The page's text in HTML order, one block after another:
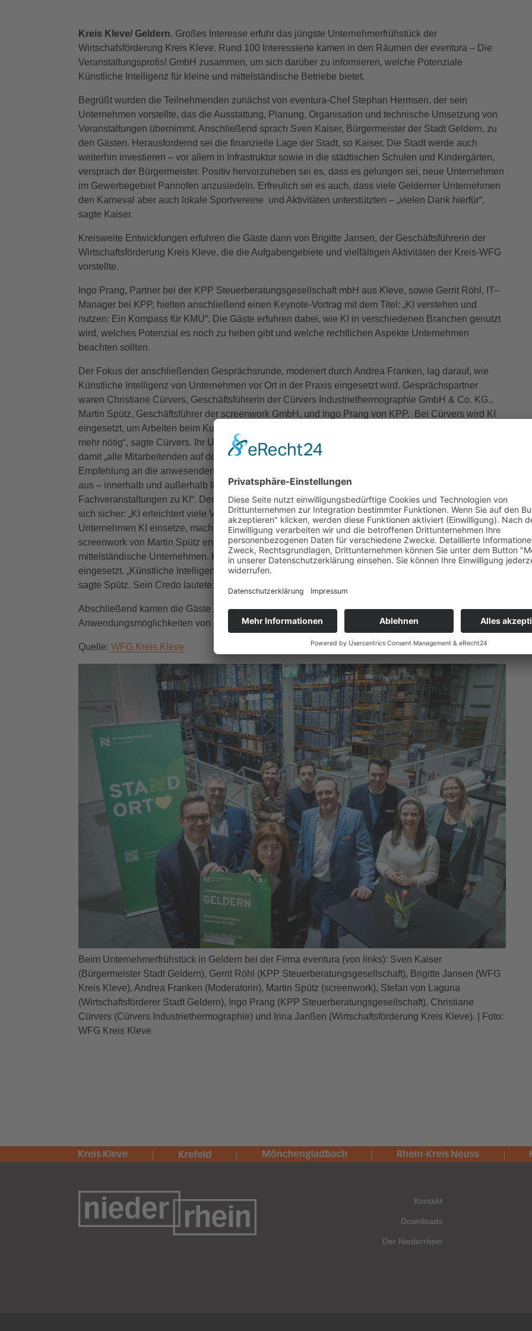
Kreis Kleve/ Geldern. Großes Interesse erfuhr das jüngste Unternehmerfrühstück der
Wirtschafsförderung Kreis Kleve. Rund 100 Interessierte kamen in den Räumen der eventura – Die
Veranstaltungsprofis! GmbH zusammen, um sich darüber zu informieren, welche Potenziale
Künstliche Intelligenz für kleine und mittelständische Betriebe bietet.
Begrüßt wurden die Teilnehmenden zunächst von eventura-Chef Stephan Hermsen, der sein
Unternehmen vorstellte, das die Ausstattung, Planung, Organisation und technische Umsetzung von
Veranstaltungen übernimmt. Anschließend sprach Sven Kaiser, Bürgermeister der Stadt Geldern, zu
den Gästen. Herausfordernd sei die finanzielle Lage der Stadt, so Kaiser. Die Stadt werde auch
weiterhin investieren – vor allem in Infrastruktur sowie in die städtischen Schulen und Kindergärten,
versprach der Bürgermeister. Positiv hervorzuheben sei es, dass es gelungen sei, neue Unternehmen
im Gewerbegebiet Pannofen anzusiedeln. Erfreulich sei es auch, dass viele Gelderner Unternehmen
den Karneval aber auch lokale Sportvereine und Aktivitäten unterstützten – „vielen Dank hierfür“,
sagte Kaiser.
Kreisweite Entwicklungen erfuhren die Gäste dann von Brigitte Jansen, der Geschäftsführerin der
Wirtschaftsförderung Kreis Kleve, die die Aufgabengebiete und vielfältigen Aktivitäten der Kreis-WFG
vorstellte.
Ingo Prang, Partner bei der KPP Steuerberatungsgesellschaft mbH aus Kleve, sowie Gerrit Röhl, IT–
Manager bei KPP, hielten anschließend einen Keynote-Vortrag mit dem Titel: „KI verstehen und
nutzen: Ein Kompass für KMU“. Die Gäste erfuhren dabei, wie KI in verschiedenen Branchen genutzt
wird, welches Potenzial es noch zu heben gibt und welche rechtlichen Aspekte Unternehmen
beachten sollten.
Der Fokus der anschließenden Gesprächsrunde, moderiert durch Andrea Franken, lag darauf, wie
Künstliche Intelligenz von Unternehmen vor Ort in der Praxis eingesetzt wird. Gesprächspartner
waren Christiane Cürvers, Geschäftsführerin der Cürvers Industriethermographie GmbH & Co. KG.,
Martin Spütz, Geschäftsführer der screenwork GmbH, und Ingo Prang von KPP. Bei Cürvers wird KI
eingesetzt, um Arbeiten beim Kunden zu dokumentieren. „Der Dreifachdurchschlag ist heute nicht
mehr nötig“, sagte Cürvers. Ihr Unternehmen hat Schulungen zu Künstlicher Intelligenz durchgeführt,
damit „alle Mitarbeitenden auf den gleichen Stand gebracht werden“, erläuterte Cürvers. Ihre
Empfehlung an die anwesenden Unternehmerinnen und Unternehmer: „Tauschen Sie sich über KI
aus – innerhalb und außerhalb Ihrer Branche, nutzen sie Schulungen und besuchen die
Fachveranstaltungen zu KI“. Denn, so Cürvers: „KI ist das Hier und Jetzt!“ Ingo Prang von KPP ist
sich sicher: „KI erleichtert viele Vorgänge, sie ersetzt aber nicht den Menschen.“ Wenn ein
Unternehmen KI einsetze, mache es sich auch attraktiv für Jobsuchende. Die Digitalagentur
screenwork von Martin Spütz entwickelt Webseiten und digitale Lösungen für kleine und
mittelständische Unternehmen. KI wird in seinem Unternehmen vor allem zur Softwarenentwicklung
eingesetzt. „Künstliche Intelligenz eignet sich für Unternehmen bei sehr vielen Standardprozesse“,
sagte Spütz. Sein Credo lautete: „Die KI macht. Der Mensch entscheidet.“
Abschließend kamen die Gäste bei Kaffee und belegten Brötchen noch untereinander über die
Anwendungsmöglichkeiten von KI ins Gespräch.
Quelle: WFG Kreis Kleve
Beim Unternehmerfrühstück in Geldern bei der Firma eventura (von links): Sven Kaiser
(Bürgermeister Stadt Geldern), Gerrit Röhl (KPP Steuerberatungsgesellschaft), Brigitte Jansen (WFG
Kreis Kleve), Andrea Franken (Moderatorin), Martin Spütz (screenwork), Stefan von Laguna
(Wirtschaftsförderer Stadt Geldern), Ingo Prang (KPP Steuerberatungsgesellschaft), Christiane
Cürvers (Cürvers Industriethermographie) und Irina Janßen (Wirtschaftsförderung Kreis Kleve). | Foto:
WFG Kreis Kleve
Kontakt
Downloads
Der Niederrhein